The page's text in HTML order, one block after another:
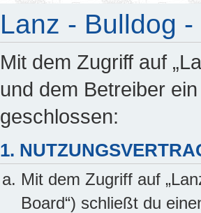
Lanz - Bulldog
Mit dem Zugriff auf
und dem Betreiber
geschlossen:
1.
Mit dem Zugriff auf
Board“) schließt du